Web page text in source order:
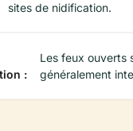
sites de nidification.
:
Les feux ouverts
généralement